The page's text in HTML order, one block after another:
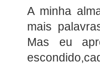
A minha
mais
Mas eu